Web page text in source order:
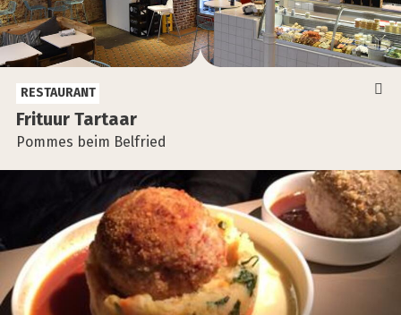
Fri­tuur Tar­ta­ar
Pommes beim Belfried
RESTAURANT